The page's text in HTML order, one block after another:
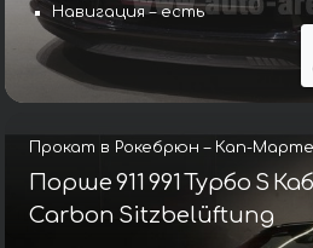
Навигация – есть
Прокат в Рокебрюн – Кап-
Порше 911 991 Турбо S
Carbon Sitzbelüftung